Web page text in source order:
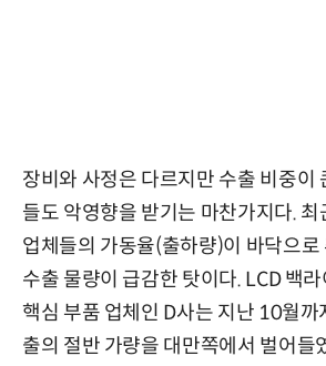
장비와 사정은 다르지만 수출 비중이
들도 악영향을 받기는 마찬가지다. 최
업체들의 가동율(출하량)이 바닥으로
수출 물량이 급감한 탓이다. LCD 백
핵심 부품 업체인 D사는 지난 10월까
출의 절반 가량을 대만쪽에서 벌어들